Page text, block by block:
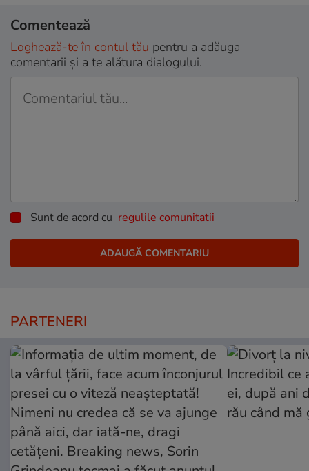
Comentează
Loghează-te în contul tău pentru a adăuga
comentarii și a te alătura dialogului.
Sunt de acord cu regulile comunitatii
PARTENERI